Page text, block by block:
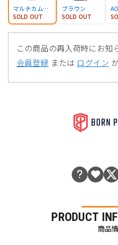
マルチカムブラック
SOLD OUT
ブラウン
SOLD OUT
この商品の再入荷時にお知
会員登録 または ログイン
PRODUCT
商品